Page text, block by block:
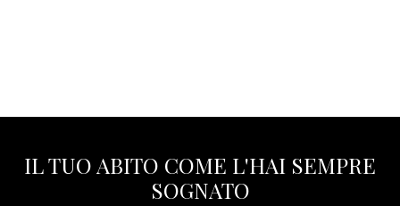
IL TUO ABITO COME L'HAI SEMPRE
SOGNATO